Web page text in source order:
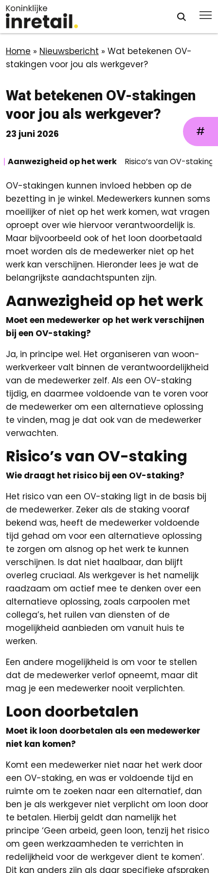
Home » Nieuwsbericht » Wat betekenen OV-
stakingen voor jou als werkgever?
Wat betekenen OV-stakingen
voor jou als werkgever?
23 juni 2026
OV-stakingen kunnen invloed hebben op de
bezetting in je winkel. Medewerkers kunnen soms
moeilijker of niet op het werk komen, wat vragen
oproept over wie hiervoor verantwoordelijk is.
Maar bijvoorbeeld ook of het loon doorbetaald
moet worden als de medewerker niet op het
werk kan verschijnen. Hieronder lees je wat de
belangrijkste aandachtspunten zijn.
Aanwezigheid op het werk
Moet een medewerker op het werk verschijnen
bij een OV-staking?
Ja, in principe wel. Het organiseren van woon-
werkverkeer valt binnen de verantwoordelijkheid
van de medewerker zelf. Als een OV-staking
tijdig, en daarmee voldoende van te voren voor
de medewerker om een alternatieve oplossing
te vinden, mag je dat ook van de medewerker
verwachten.
Risico’s van OV-staking
Wie draagt het risico bij een OV-staking?
Het risico van een OV-staking ligt in de basis bij
de medewerker. Zeker als de staking vooraf
bekend was, heeft de medewerker voldoende
tijd gehad om voor een alternatieve oplossing
te zorgen om alsnog op het werk te kunnen
verschijnen. Is dat niet haalbaar, dan blijft
overleg cruciaal. Als werkgever is het namelijk
raadzaam om actief mee te denken over een
alternatieve oplossing, zoals carpoolen met
collega’s, het ruilen van diensten of de
mogelijkheid aanbieden om vanuit huis te
werken.
Een andere mogelijkheid is om voor te stellen
dat de medewerker verlof opneemt, maar dit
mag je een medewerker nooit verplichten.
Loon doorbetalen
Moet ik loon doorbetalen als een medewerker
niet kan komen?
Komt een medewerker niet naar het werk door
een OV-staking, en was er voldoende tijd en
ruimte om te zoeken naar een alternatief, dan
ben je als werkgever niet verplicht om loon door
te betalen. Hierbij geldt dan namelijk het
principe ‘Geen arbeid, geen loon, tenzij het risico
om geen werkzaamheden te verrichten in
redelijkheid voor de werkgever dient te komen’.
Dit kan anders zijn als daar specifieke afspraken
Aanwezigheid op het werk Risico’s van OV-staking
#